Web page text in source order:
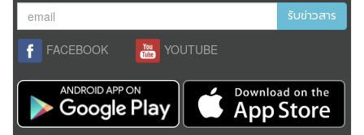
รับข่าวสาร
FACEBOOK YOUTUBE